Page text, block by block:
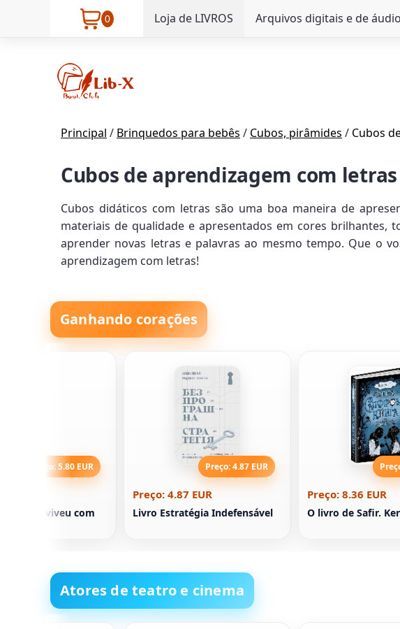
0 Loja de LIVROS Arquivos digitais e de áudio
Principal / Brinquedos para bebês / Cubos, pirâmides / Cubos
Cubos de aprendizagem com letras
Cubos didáticos com letras são uma boa maneira de
materiais de qualidade e apresentados em cores brilhantes,
aprender novas letras e palavras ao mesmo tempo. Que o
aprendizagem com letras!
Ganhando corações
Preço: 5.80 EUR
que viveu com
Preço: 4.87 EUR
Preço: 4.87 EUR
Livro Estratégia Indefensável
Preço: 8.36 EUR
O livro de Safir.
Atores de teatro e cinema